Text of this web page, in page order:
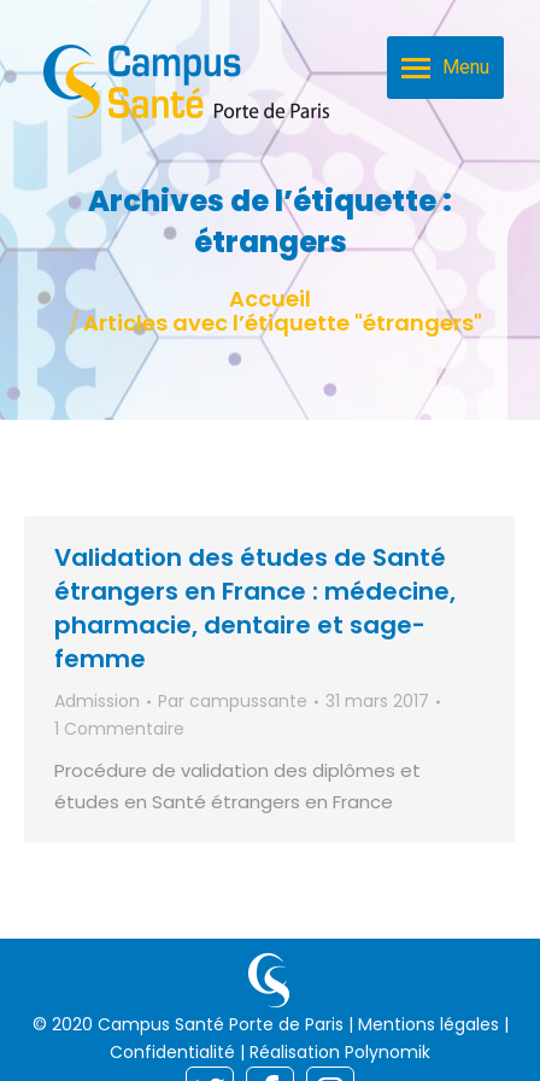
Menu
Archives de l’étiquette :
étrangers
Vous êtes ici :
Accueil
Articles avec l’étiquette "étrangers"
Validation des études de Santé
étrangers en France : médecine,
pharmacie, dentaire et sage-
femme
Admission Par campussante
31 mars 2017
1 Commentaire
Procédure de validation des diplômes et
études en Santé étrangers en France
© 2020 Campus Santé Porte de Paris | Mentions légales |
Confidentialité | Réalisation Polynomik